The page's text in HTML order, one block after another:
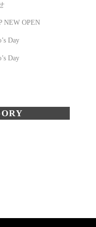
NEW OPEN
Day
Day